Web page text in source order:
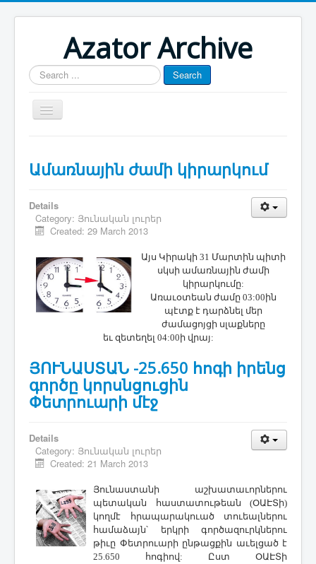
Azator Archive
Search
...
Search
Յուշատետր
Թուրքիա-Ատրպէյճան
Ամառնային ժամի կիրարկում
Details
Category: Յունական լուրեր
Created: 29 March 2013
Այս Կիրակի 31 Մարտին պիտի
սկսի ամառնային ժամի
կիրարկումը:
Առաւօտեան ժամը 03:00ին
պէտք է դարձնել մեր
ժամացոյցի սլաքները
եւ զետեղել 04:00ի վրայ:
ՅՈՒՆԱՍՏԱՆ -25.650 հոգի իրենց
գործը կորսնցուցին
Փետրուարի մէջ
Details
Category: Յունական լուրեր
Created: 21 March 2013
Յունաստանի աշխատաւորներու
պետական հաստատութեան (ՕԱԷՏի)
կողմէ հրապարակուած տուեալներու
համաձայն՝ երկրի գործազուրկներու
թիւը Փետրուարի ընթացքին աւելցած է
25.650 հոգիով: Ըստ ՕԱԷՏի